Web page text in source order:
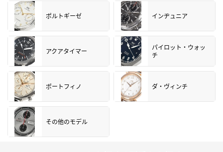
ポルトギーゼ インヂュニア
アクアタイマー
パイロット・ウォッ
チ
ポートフィノ ダ・ヴィンチ
その他のモデル